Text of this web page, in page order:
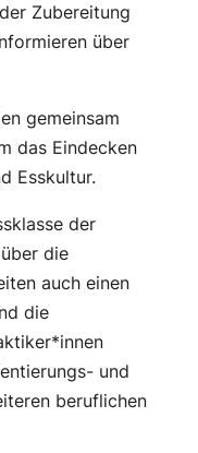
Zubereitung
über
gemeinsam
das Eindecken
Esskultur.
der
die
auch einen
die
und
beruflichen